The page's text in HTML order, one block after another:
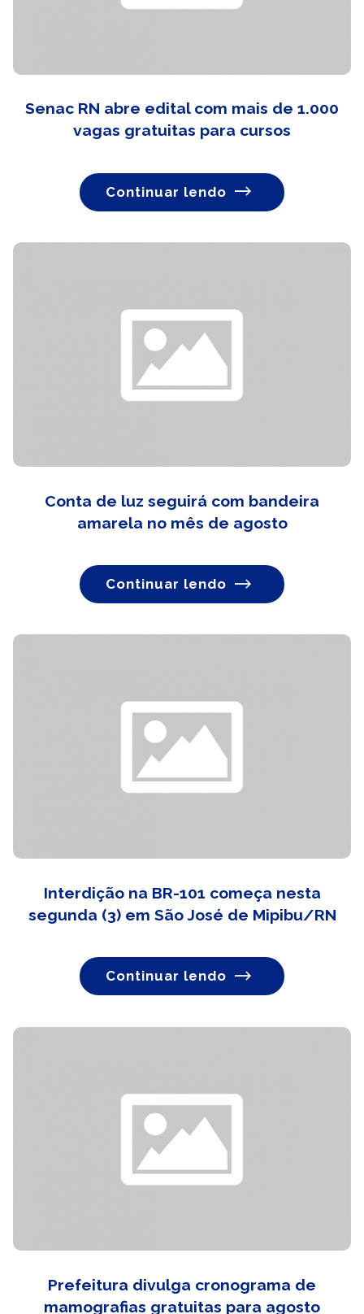
Senac RN abre edital com mais de 1.000
vagas gratuitas para cursos
Continuar lendo
Conta de luz seguirá com bandeira
amarela no mês de agosto
Continuar lendo
Interdição na BR-101 começa nesta
segunda (3) em São José de Mipibu/RN
Continuar lendo
Prefeitura divulga cronograma de
mamografias gratuitas para agosto